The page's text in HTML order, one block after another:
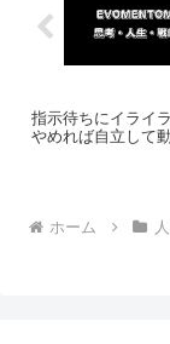
指示待ちにイライ
やめれば自立して
ホーム